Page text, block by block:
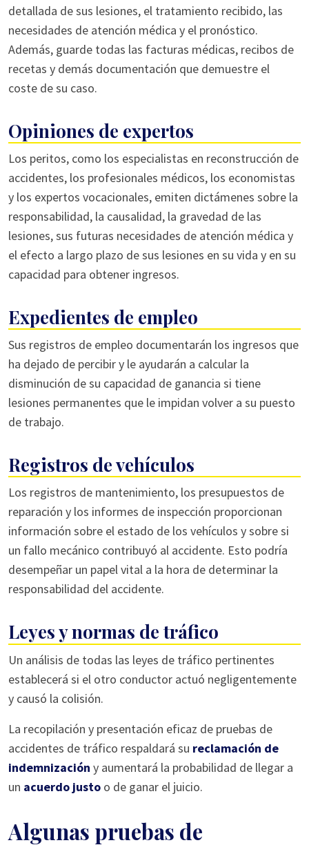
detallada de sus lesiones, el tratamiento recibido, las
necesidades de atención médica y el pronóstico.
Además, guarde todas las facturas médicas, recibos de
recetas y demás documentación que demuestre el
coste de su caso.
Opiniones de expertos
Los peritos, como los especialistas en reconstrucción de
accidentes, los profesionales médicos, los economistas
y los expertos vocacionales, emiten dictámenes sobre la
responsabilidad, la causalidad, la gravedad de las
lesiones, sus futuras necesidades de atención médica y
el efecto a largo plazo de sus lesiones en su vida y en su
capacidad para obtener ingresos.
Expedientes de empleo
Sus registros de empleo documentarán los ingresos que
ha dejado de percibir y le ayudarán a calcular la
disminución de su capacidad de ganancia si tiene
lesiones permanentes que le impidan volver a su puesto
de trabajo.
Registros de vehículos
Los registros de mantenimiento, los presupuestos de
reparación y los informes de inspección proporcionan
información sobre el estado de los vehículos y sobre si
un fallo mecánico contribuyó al accidente. Esto podría
desempeñar un papel vital a la hora de determinar la
responsabilidad del accidente.
Leyes y normas de tráfico
Un análisis de todas las leyes de tráfico pertinentes
establecerá si el otro conductor actuó negligentemente
y causó la colisión.
La recopilación y presentación eficaz de pruebas de
accidentes de tráfico respaldará su reclamación de
indemnización y aumentará la probabilidad de llegar a
un acuerdo justo o de ganar el juicio.
Algunas pruebas de